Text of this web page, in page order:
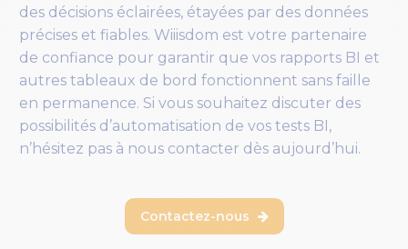
des décisions éclairées, étayées par des données
précises et fiables. Wiiisdom est votre partenaire
de confiance pour garantir que vos rapports BI et
autres tableaux de bord fonctionnent sans faille
en permanence. Si vous souhaitez discuter des
possibilités d’automatisation de vos tests BI,
n’hésitez pas à nous contacter dès aujourd’hui.
Contactez-nous 